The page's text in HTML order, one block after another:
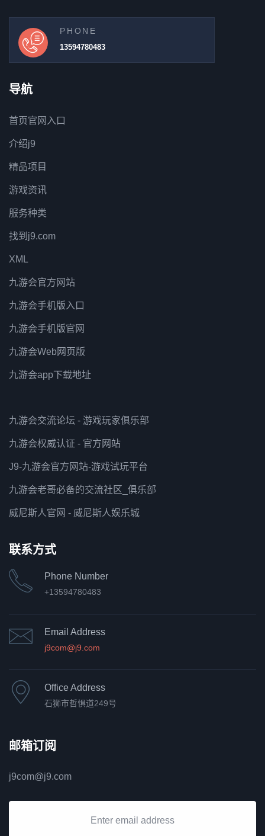
PHONE
13594780483
导航
首页官网入口
介绍j9
精品项目
游戏资讯
服务种类
找到j9.com
XML
九游会官方网站
九游会手机版入口
九游会手机版官网
九游会Web网页版
九游会app下载地址
九游会交流论坛 - 游戏玩家俱乐部
九游会权威认证 - 官方网站
J9-九游会官方网站-游戏试玩平台
九游会老哥必备的交流社区_俱乐部
威尼斯人官网 - 威尼斯人娱乐城
联系方式
Phone Number
+13594780483
Email Address
j9com@j9.com
Office Address
石狮市哲惧道249号
邮箱订阅
j9com@j9.com